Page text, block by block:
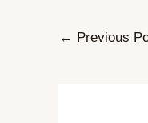
← Previous